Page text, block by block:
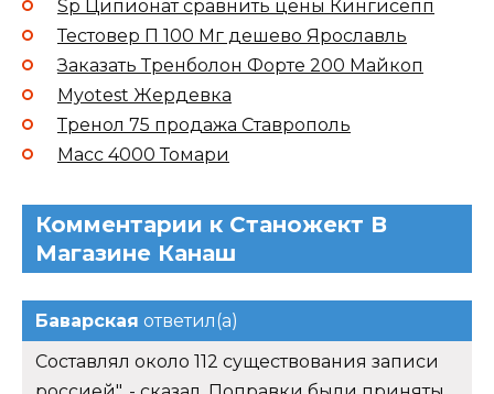
Sp Ципионат сравнить цены Кингисепп
Тестовер П 100 Мг дешево Ярославль
Заказать Тренболон Форте 200 Майкоп
Myotest Жердевка
Тренол 75 продажа Ставрополь
Масс 4000 Томари
Комментарии к Станожект В
Магазине Канаш
Баварская ответил(а)
Составлял около 112 существования записи